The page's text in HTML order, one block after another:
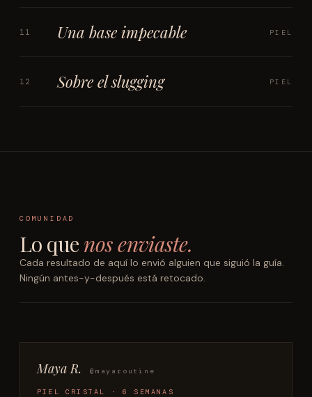
11 Una base impecable PIEL
12 Sobre el slugging PIEL
COMUNIDAD
Lo que nos enviaste.
Cada resultado de aquí lo envió alguien que siguió la guía.
Ningún antes-y-después está retocado.
Maya R. @mayaroutine
PIEL CRISTAL · 6 SEMANAS